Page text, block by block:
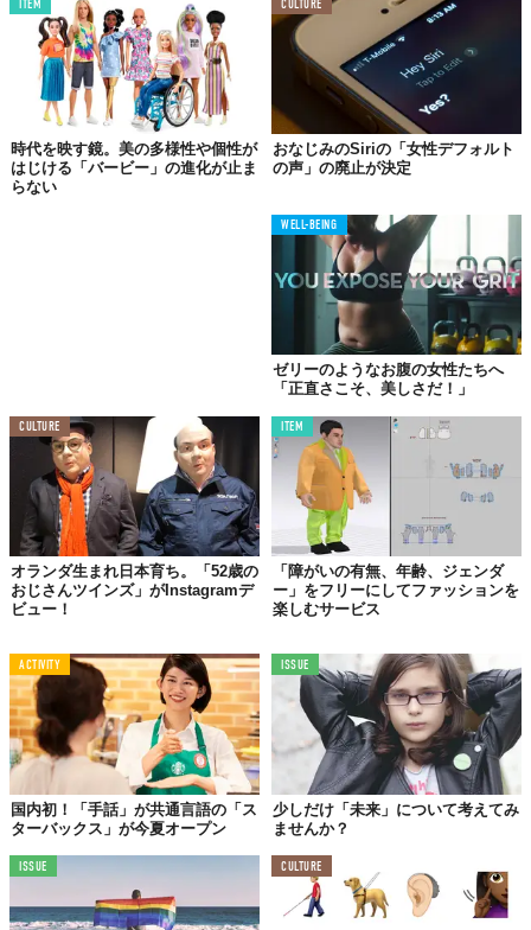
ITEM
時代を映す鏡。美の多様性や個性が
はじける「バービー」の進化が止ま
らない
CULTURE
おなじみのSiriの「女性デフォルト
の声」の廃止が決定
WELL-BEING
ゼリーのようなお腹の女性たちへ
「正直さこそ、美しさだ！」
CULTURE
オランダ生まれ日本育ち。「52歳の
おじさんツインズ」がInstagramデ
ビュー！
ITEM
「障がいの有無、年齢、ジェンダ
ー」をフリーにしてファッションを
楽しむサービス
ACTIVITY
国内初！「手話」が共通言語の「ス
ターバックス」が今夏オープン
ISSUE
少しだけ「未来」について考えてみ
ませんか？
ISSUE CULTURE